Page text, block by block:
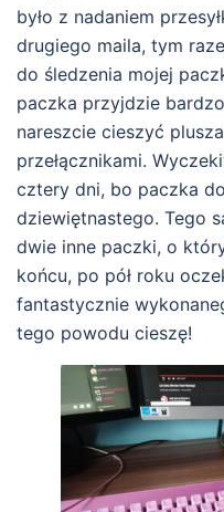
było z nadaniem
drugiego maila, tym
do śledzenia mojej
paczka przyjdzie
nareszcie cieszyć
przełącznikami.
cztery dni, bo paczka
dziewiętnastego. Tego
dwie inne paczki, o
końcu, po pół roku
fantastycznie
tego powodu cieszę!